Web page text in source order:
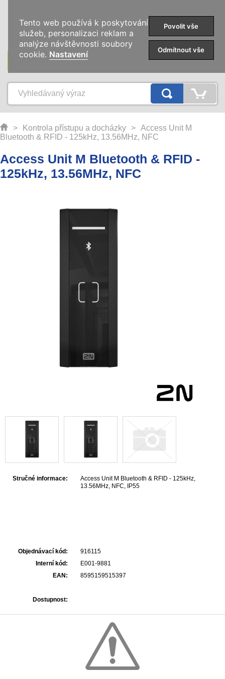
KATEGORIE
> Kontrola přístupu a docházky > Access Unit M
Bluetooth & RFID - 125kHz, 13.56MHz, NFC
Access Unit M Bluetooth & RFID -
125kHz, 13.56MHz, NFC
Stručné informace:
Access Unit M Bluetooth & RFID - 125kHz,
13.56MHz, NFC, IP55
Objednávací kód:
916115
Interní kód:
E001-9881
EAN:
8595159515397
Dostupnost:
Tento web používá k poskytování
služeb, personalizaci reklam a
analýze návštěvnosti soubory
cookie. Nastavení
Povolit vše
Odmítnout vše